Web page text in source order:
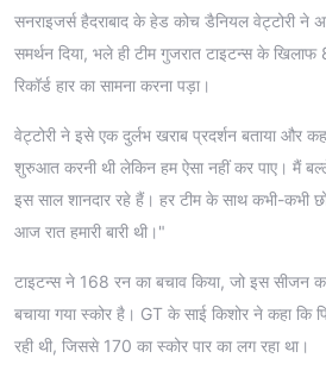
सनराइजर्स हैदराबाद के हेड कोच डैनियल वेट्टोरी ने
समर्थन दिया, भले ही टीम गुजरात टाइटन्स के
रिकॉर्ड हार का सामना करना पड़ा।
वेट्टोरी ने इसे एक दुर्लभ खराब प्रदर्शन बताया और
शुरुआत करनी थी लेकिन हम ऐसा नहीं कर पाए। मैं
इस साल शानदार रहे हैं। हर टीम के साथ कभी-कभी
आज रात हमारी बारी थी।"
टाइटन्स ने 168 रन का बचाव किया, जो इस सीजन
बचाया गया स्कोर है। GT के साई किशोर ने कहा कि
रही थी, जिससे 170 का स्कोर पार का लग रहा था।